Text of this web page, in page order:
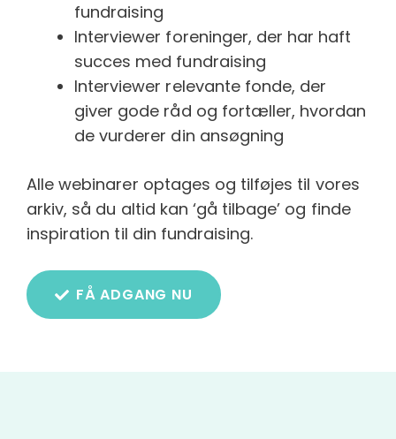
fundraising
Interviewer foreninger, der har haft
succes med fundraising
Interviewer relevante fonde, der
giver gode råd og fortæller, hvordan
de vurderer din ansøgning
Alle webinarer optages og tilføjes til vores
arkiv, så du altid kan ‘gå tilbage’ og finde
inspiration til din fundraising.
FÅ ADGANG NU